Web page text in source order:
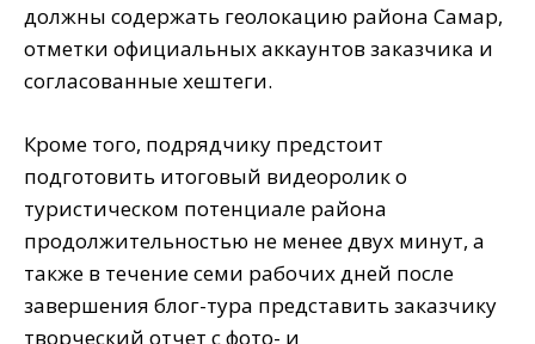
должны содержать геолокацию района Самар,
отметки официальных аккаунтов заказчика и
согласованные хештеги.
Кроме того, подрядчику предстоит
подготовить итоговый видеоролик о
туристическом потенциале района
продолжительностью не менее двух минут, а
также в течение семи рабочих дней после
завершения блог-тура представить заказчику
творческий отчет с фото- и